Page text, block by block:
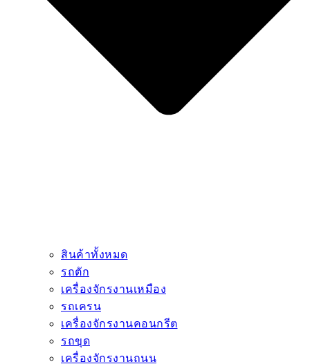
สินค้าทั้งหมด
รถตัก
เครื่องจักรงานเหมือง
รถเครน
เครื่องจักรงานคอนกรีต
รถขุด
เครื่องจักรงานถนน